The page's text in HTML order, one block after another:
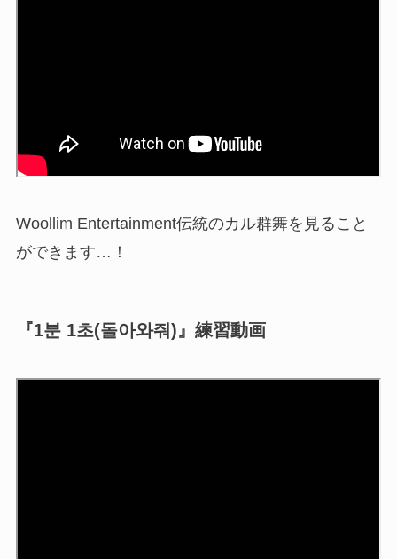
Woollim Entertainment伝統のカル群舞を見ること
ができます…！
『1분 1초(돌아와줘)』練習動画